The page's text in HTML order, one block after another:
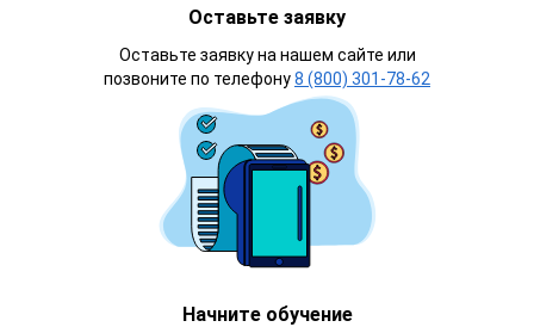
Оставьте заявку
Оставьте заявку на нашем сайте или
позвоните по телефону8 (800) 301-78-62
Начните обучение